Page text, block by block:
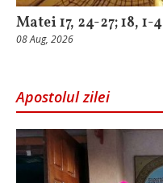
Matei 17, 24-27; 18, 1-4
08 Aug, 2026
Apostolul zilei